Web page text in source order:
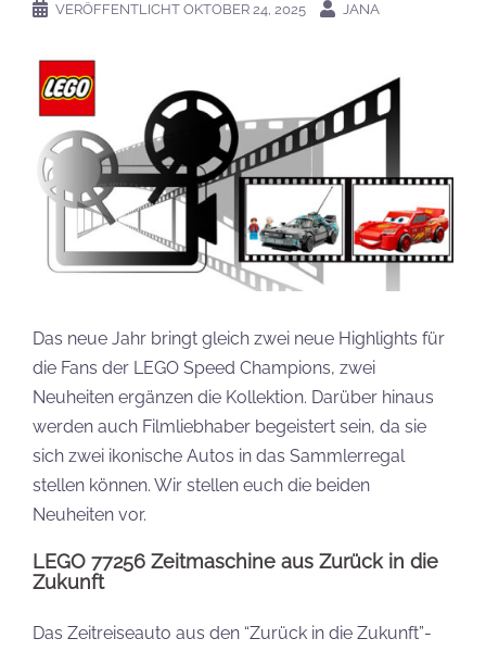
VERÖFFENTLICHT OKTOBER 24, 2025 JANA
Das neue Jahr bringt gleich zwei neue Highlights für
die Fans der LEGO Speed Champions, zwei
Neuheiten ergänzen die Kollektion. Darüber hinaus
werden auch Filmliebhaber begeistert sein, da sie
sich zwei ikonische Autos in das Sammlerregal
stellen können. Wir stellen euch die beiden
Neuheiten vor.
LEGO 77256 Zeitmaschine aus Zurück in die
Zukunft
Das Zeitreiseauto aus den “Zurück in die Zukunft”-